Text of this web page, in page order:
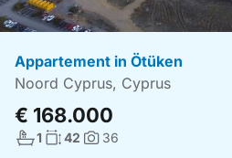
Appartement in Ötüken
Noord Cyprus, Cyprus
€ 168.000
Aantal badkamers:
1 Woonoppervlakte:
42 Foto's:
36